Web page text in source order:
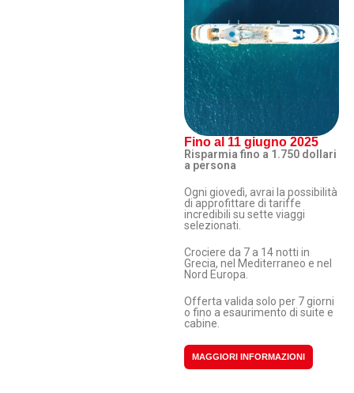
Fino al 11 giugno 2025
Risparmia fino a 1.750 dollari
a persona
Ogni giovedì, avrai la possibilità
di approfittare di tariffe
incredibili su sette viaggi
selezionati.
Crociere da 7 a 14 notti in
Grecia, nel Mediterraneo e nel
Nord Europa.
Offerta valida solo per 7 giorni
o fino a esaurimento di suite e
cabine.
MAGGIORI INFORMAZIONI